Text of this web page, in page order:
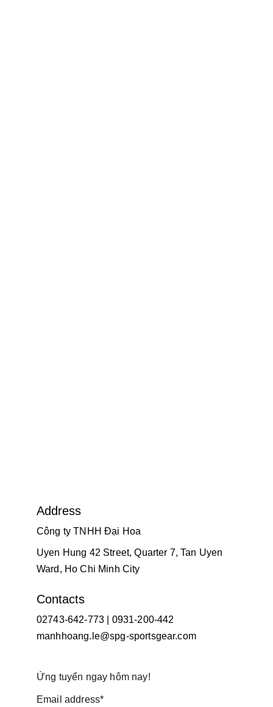
Address
Công ty TNHH Đại Hoa
Uyen Hung 42 Street, Quarter 7, Tan Uyen
Ward, Ho Chi Minh City
Contacts
02743-642-773 | 0931-200-442
manhhoang.le@spg-sportsgear.com
Ứng tuyển ngay hôm nay!
Email address*